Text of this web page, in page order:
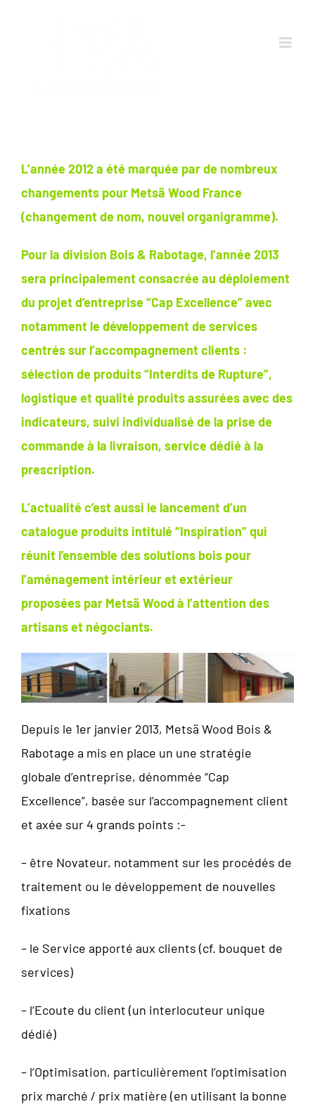
L’année 2012 a été marquée par de nombreux
changements pour Metsä Wood France
(changement de nom, nouvel organigramme).
Pour la division Bois & Rabotage, l’année 2013
sera principalement consacrée au déploiement
du projet d’entreprise “Cap Excellence” avec
notamment le développement de services
centrés sur l’accompagnement clients :
sélection de produits “Interdits de Rupture”,
logistique et qualité produits assurées avec des
indicateurs, suivi individualisé de la prise de
commande à la livraison, service dédié à la
prescription.
L’actualité c’est aussi le lancement d’un
catalogue produits intitulé “Inspiration” qui
réunit l’ensemble des solutions bois pour
l’aménagement intérieur et extérieur
proposées par Metsä Wood à l’attention des
artisans et négociants.
Depuis le 1er janvier 2013, Metsä Wood Bois &
Rabotage a mis en place un une stratégie
globale d’entreprise, dénommée “Cap
Excellence”, basée sur l’accompagnement client
et axée sur 4 grands points :-
– être Novateur, notamment sur les procédés de
traitement ou le développement de nouvelles
fixations
– le Service apporté aux clients (cf. bouquet de
services)
– l’Ecoute du client (un interlocuteur unique
dédié)
– l’Optimisation, particulièrement l’optimisation
prix marché / prix matière (en utilisant la bonne